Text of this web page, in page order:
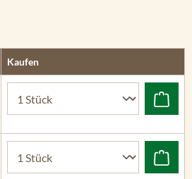
Kaufen